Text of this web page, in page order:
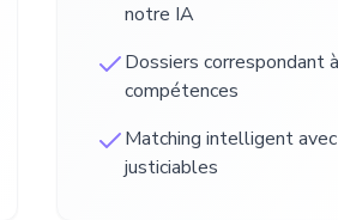
notre IA
Dossiers correspondant
compétences
Matching intelligent
justiciables